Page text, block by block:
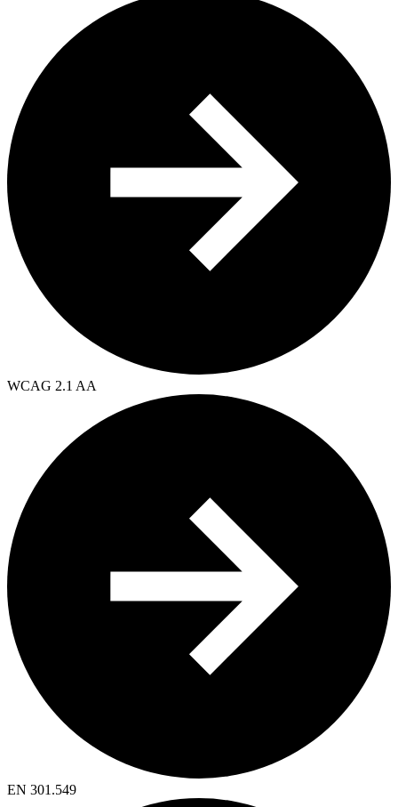
WCAG 2.1 AA
EN 301.549